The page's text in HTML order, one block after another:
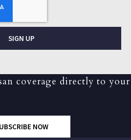
SIGN UP
coverage directly to your
NOW